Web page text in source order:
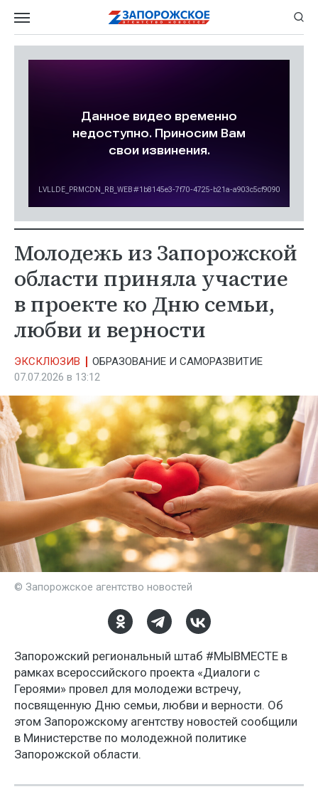
Молодежь из Запорожской
области приняла участие
в проекте ко Дню семьи,
любви и верности
ЭКСКЛЮЗИВ
ОБРАЗОВАНИЕ И САМОРАЗВИТИЕ
07.07.2026 в 13:12
© Запорожское агентство новостей
Запорожский региональный штаб #МЫВМЕСТЕ в
рамках всероссийского проекта «Диалоги с
Героями» провел для молодежи встречу,
посвященную Дню семьи, любви и верности. Об
этом Запорожскому агентству новостей сообщили
в Министерстве по молодежной политике
Запорожской области.